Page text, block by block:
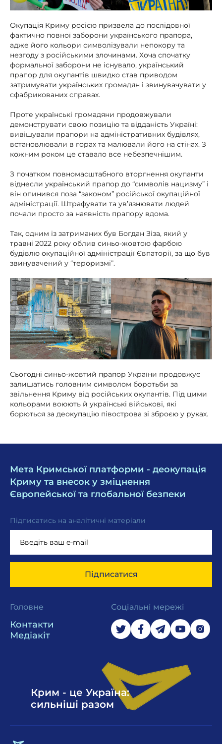
Окупація Криму росією призвела до послідовної
фактично повної заборони українського прапора,
адже його кольори символізували непокору та
незгоду з російськими злочинами. Хоча спочатку
формальної заборони не існувало, український
прапор для окупантів швидко став приводом
затримувати українських громадян і звинувачувати у
сфабрикованих справах.
Проте українські громадяни продовжували
демонструвати свою позицію та відданість Україні:
вивішували прапори на адміністративних будівлях,
встановлювали в горах та малювали його на стінах. З
кожним роком це ставало все небезпечнішим.
З початком повномасштабного вторгнення окупанти
віднесли український прапор до “символів нацизму” і
він опинився поза “законом” російської окупаційної
адміністрації. Штрафувати та ув’язнювати людей
почали просто за наявність прапору вдома.
Так, одним із затриманих був Богдан Зіза, який у
травні 2022 року облив синьо-жовтою фарбою
будівлю окупаційної адміністрації Євпаторії, за що був
звинувачений у “тероризмі”.
Сьогодні синьо-жовтий прапор України продовжує
залишатись головним символом боротьби за
звільнення Криму від російських окупантів. Під цими
кольорами воюють й українські військові, які
борються за деокупацію півострова зі зброєю у руках.
Мета Кримської платформи - деокупація
Криму та внесок у зміцнення
Європейської та глобальної безпеки
Підписатись на аналітичні матеріали
Підписатися
Головне
Контакти
Медіакіт
Соціальні мережі
Крим - це Україна:
сильніші разом